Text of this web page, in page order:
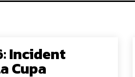
Incident
Cupa